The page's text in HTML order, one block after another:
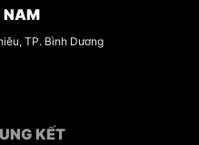
NAM
TP. Bình Dương
KẾT